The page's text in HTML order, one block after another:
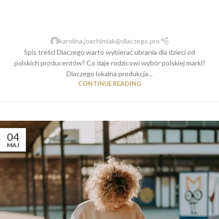
karolina.joachimiak@dlaczego.pro
Spis treści Dlaczego warto wybierać ubrania dla dzieci od
polskich producentów? Co daje rodzicowi wybór polskiej marki?
Dlaczego lokalna produkcja...
CONTINUE READING
04
MAJ